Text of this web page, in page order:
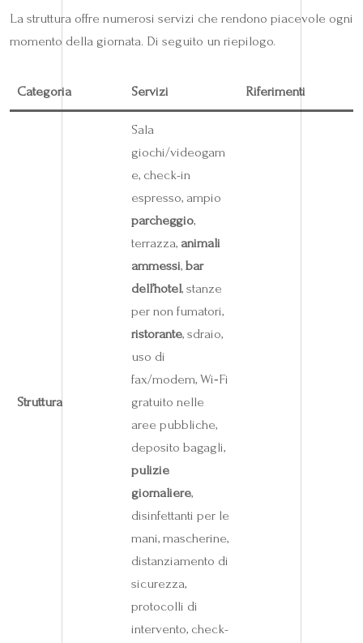
La struttura offre numerosi servizi che rendono piacevole ogni
momento della giornata. Di seguito un riepilogo.
Categoria Servizi Riferimenti
Struttura
Sala
giochi/videogam
e, check-in
espresso, ampio
parcheggio,
terrazza, animali
ammessi, bar
dell’hotel, stanze
per non fumatori,
ristorante, sdraio,
uso di
fax/modem, Wi‑Fi
gratuito nelle
aree pubbliche,
deposito bagagli,
pulizie
giornaliere,
disinfettanti per le
mani, mascherine,
distanziamento di
sicurezza,
protocolli di
intervento, check-